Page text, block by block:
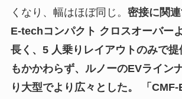
くなり、幅はほぼ同じ。 密接に関
E-techコンパクト クロスオーバー
長く、5 人乗りレイアウトのみで
もかかわらず、ルノーのEVライン
り大型でより広々とした。 「